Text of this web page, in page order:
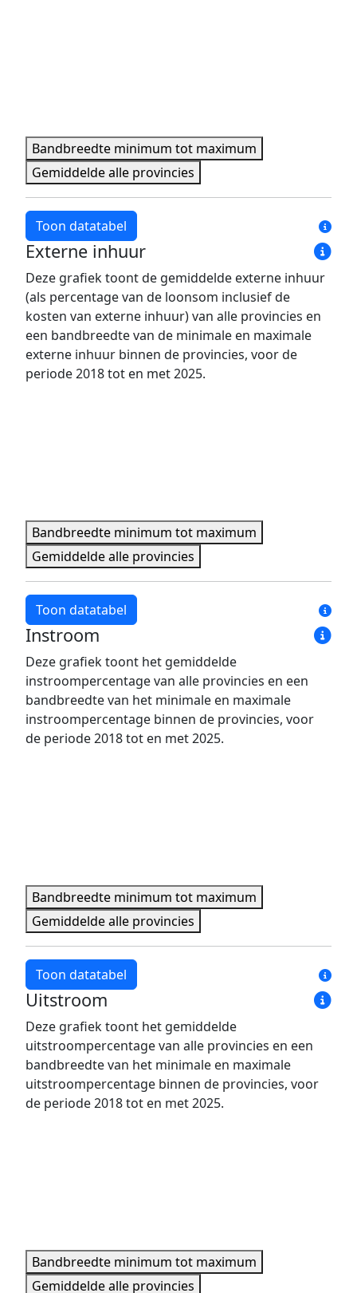
Bandbreedte minimum tot maximum
Gemiddelde alle provincies
Toon datatabel
Jaar Bandbreedte minimum
Bandbreedte
2018 431 pers.
1.515 pers.
2019 438 pers.
1.597 pers.
2020 458 pers.
1.627 pers.
2021 458 pers.
1.607 pers.
Externe inhuur
Deze grafiek toont de gemiddelde externe inhuur
(als percentage van de loonsom inclusief de
kosten van externe inhuur) van alle provincies en
een bandbreedte van de minimale en maximale
externe inhuur binnen de provincies, voor de
periode 2018 tot en met 2025.
Bandbreedte minimum tot maximum
Gemiddelde alle provincies
Toon datatabel
Jaar Bandbreedte minimum
Bandbreedte
2018 7,8%
34,1%
2019 7,2%
32,0%
2020 5,7%
34,6%
2021 7,0%
33,5%
Instroom
Deze grafiek toont het gemiddelde
instroompercentage van alle provincies en een
bandbreedte van het minimale en maximale
instroompercentage binnen de provincies, voor
de periode 2018 tot en met 2025.
Bandbreedte minimum tot maximum
Gemiddelde alle provincies
Toon datatabel
Jaar Bandbreedte minimum
Bandbreedte
2018 4,1%
13,9%
2019
6,6%
16,4%
2020 8,0%
17,8%
2021 7,2%
15,0%
Uitstroom
Deze grafiek toont het gemiddelde
uitstroompercentage van alle provincies en een
bandbreedte van het minimale en maximale
uitstroompercentage binnen de provincies, voor
de periode 2018 tot en met 2025.
Bandbreedte minimum tot maximum
Gemiddelde alle provincies